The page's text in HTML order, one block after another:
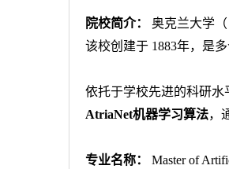
院校简介： 奥克兰大学（
该校创建于 1883年，是
依托于学校先进的科研水
AtriaNet机器学习算法，
专业名称： Master of